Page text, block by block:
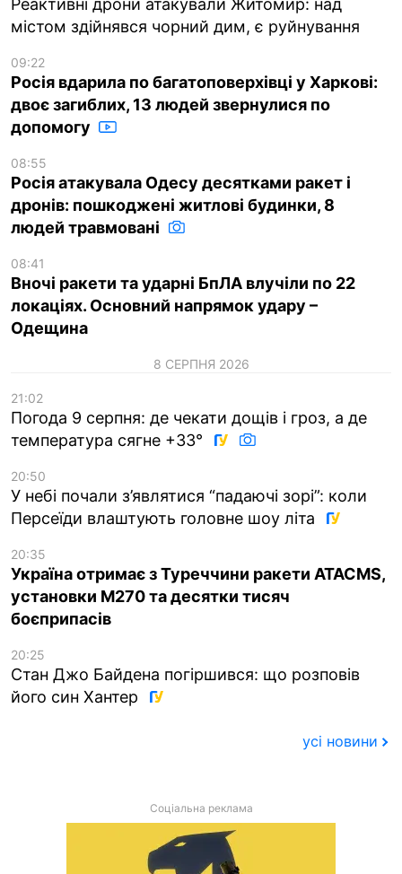
Реактивні дрони атакували Житомир: над
містом здійнявся чорний дим, є руйнування
09:22
Росія вдарила по багатоповерхівці у Харкові:
двоє загиблих, 13 людей звернулися по
допомогу
08:55
Росія атакувала Одесу десятками ракет і
дронів: пошкоджені житлові будинки, 8
людей травмовані
08:41
Вночі ракети та ударні БпЛА влучіли по 22
локаціях. Основний напрямок удару –
Одещина
8 СЕРПНЯ 2026
21:02
Погода 9 серпня: де чекати дощів і гроз, а де
температура сягне +33°
20:50
У небі почали з’являтися “падаючі зорі”: коли
Персеїди влаштують головне шоу літа
20:35
Україна отримає з Туреччини ракети ATACMS,
установки M270 та десятки тисяч
боєприпасів
20:25
Стан Джо Байдена погіршився: що розповів
його син Хантер
усі новини
Соціальна реклама